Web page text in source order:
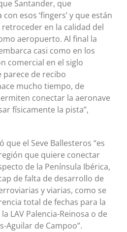
Santander, que
esos ‘fingers’ y que están
en la calidad del
aeropuerto. Al final la
casi como en los
comercial en el siglo
parece de recibo
mucho tiempo, de
conectar la aeronave
físicamente la pista”,
que el Seve Ballesteros “es
que quiere conectar
de la Península Ibérica,
de falta de desarrollo de
y viarias, como se
total de fechas para la
LAV Palencia-Reinosa o de
Aguilar de Campoo”.